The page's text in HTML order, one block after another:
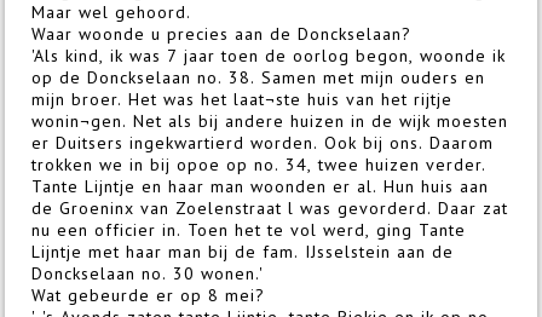
Maar wel gehoord.
Waar woonde u precies aan de Donckselaan?
'Als kind, ik was 7 jaar toen de oorlog begon, woonde ik
op de Donckselaan no. 38. Samen met mijn ouders en
mijn broer. Het was het laat¬ste huis van het rijtje
wonin¬gen. Net als bij andere huizen in de wijk moesten
er Duitsers ingekwartierd worden. Ook bij ons. Daarom
trokken we in bij opoe op no. 34, twee huizen verder.
Tante Lijntje en haar man woonden er al. Hun huis aan
de Groeninx van Zoelenstraat l was gevorderd. Daar zat
nu een officier in. Toen het te vol werd, ging Tante
Lijntje met haar man bij de fam. IJsselstein aan de
Donckselaan no. 30 wonen.'
Wat gebeurde er op 8 mei?